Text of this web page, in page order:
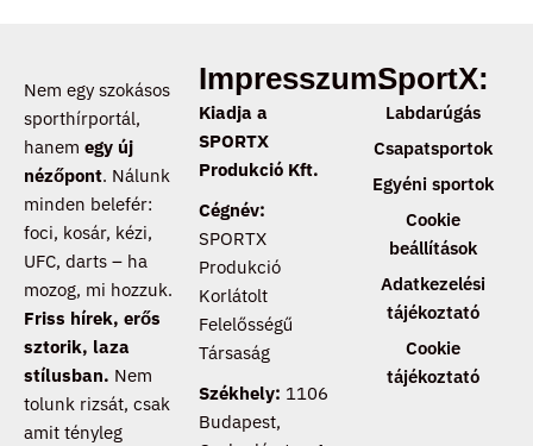
Nem egy szokásos
sporthírportál,
hanem egy új
nézőpont. Nálunk
minden belefér:
foci, kosár, kézi,
UFC, darts – ha
mozog, mi hozzuk.
Friss hírek, erős
sztorik, laza
stílusban. Nem
tolunk rizsát, csak
amit tényleg
Impresszum:
Kiadja a
SPORTX
Produkció Kft.
Cégnév:
SPORTX
Produkció
Korlátolt
Felelősségű
Társaság
Székhely: 1106
Budapest,
SportX:
Labdarúgás
Csapatsportok
Egyéni sportok
Cookie
beállítások
Adatkezelési
tájékoztató
Cookie
tájékoztató